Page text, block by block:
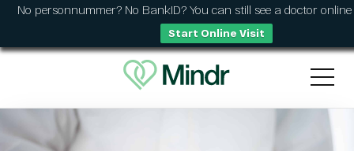
No personnummer? No BankID? You can still see a doctor
Start Online Visit